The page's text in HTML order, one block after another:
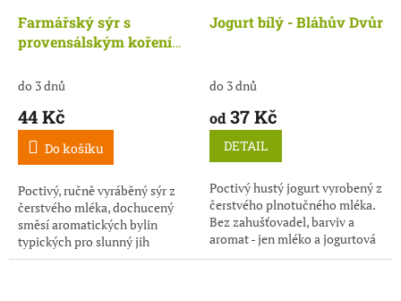
Farmářský sýr s
provensálským kořením
do 3 dnů
44 Kč
Do košíku
Poctivý, ručně vyráběný sýr z
čerstvého mléka, dochucený
směsí aromatických bylin
typických pro slunný jih
Francie.
Jogurt bílý - Bláhův Dvůr
do 3 dnů
od 37 Kč
DETAIL
Poctivý hustý jogurt vyrobený z
čerstvého plnotučného mléka.
Bez zahušťovadel, barviv a
aromat - jen mléko a jogurtová
kultura, jak to má být.